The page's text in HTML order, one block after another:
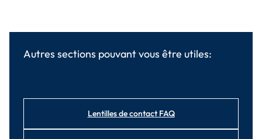
Autres sections pouvant vous être utiles:
Lentilles de contact FAQ